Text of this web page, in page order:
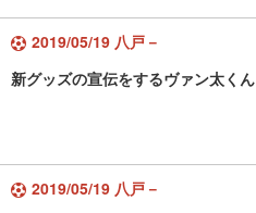
2019/05/19 八戸－
新グッズの宣伝をするヴァン太くん
2019/05/19 八戸－